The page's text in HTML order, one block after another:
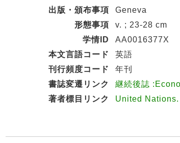
出版・頒布事項
Geneva
形態事項
v. ; 23-28 cm
学情ID
AA0016377X
本文言語コード
英語
刊行頻度コード
年刊
書誌変遷リンク
継続後誌
著者標目リンク
United